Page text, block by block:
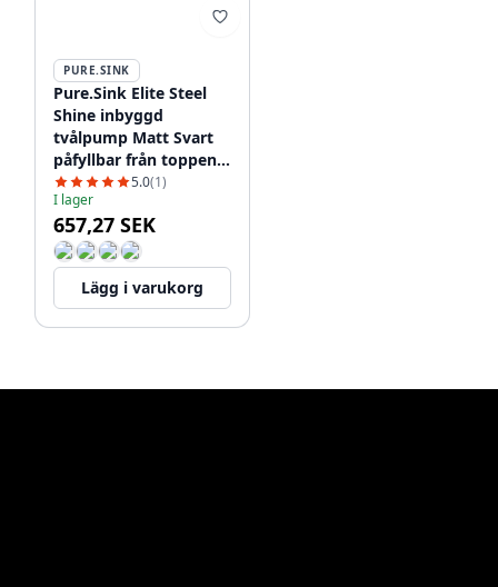
PURE.SINK
Pure.Sink Elite Steel
Shine inbyggd
tvålpump Matt Svart
påfyllbar från toppen
PS9010-105.0(1)
I lager
657,27 SEK
Lägg i varukorg